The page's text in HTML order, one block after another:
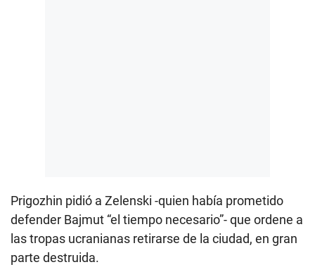
Prigozhin pidió a Zelenski -quien había prometido
defender Bajmut “el tiempo necesario”- que ordene a
las tropas ucranianas retirarse de la ciudad, en gran
parte destruida.